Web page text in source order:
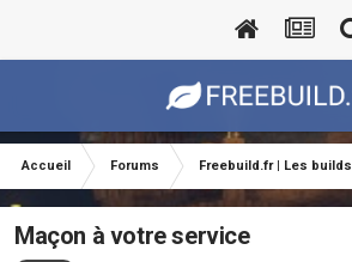
Accueil Forums Freebuild.fr | Les builds
Maçon à votre service